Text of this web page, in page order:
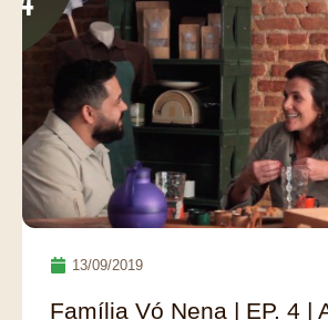
13/09/2019
Família Vó Nena | EP. 4 |